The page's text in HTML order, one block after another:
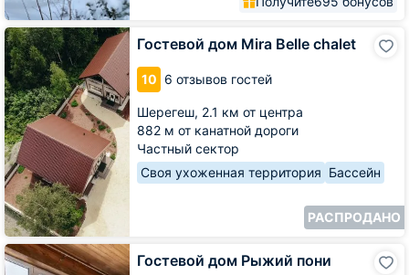
Гостевой дом Mira Belle chalet
10 6 отзывов гостей
Шерегеш, 2.1 км от центра
882 м от канатной дороги
Частный сектор
Своя ухоженная территория Бассейн
РАСПРОДАНО
Гостевой
дом
Mira
Belle
chalet
Гостевой дом Рыжий пони
Гостевой
дом